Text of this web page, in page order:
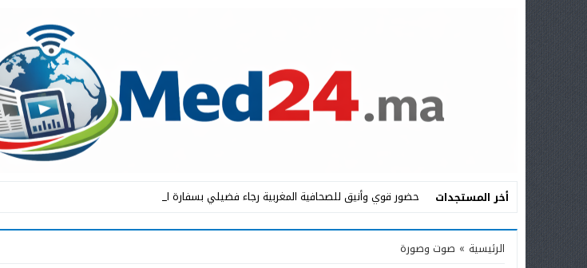
أخر المستجدات
حضور قوي وأنيق للصحافية المغربية رجاء فضيلي بسفارة المملكة الم_
Stop
Previous
الرئيسية » صوت وصورة